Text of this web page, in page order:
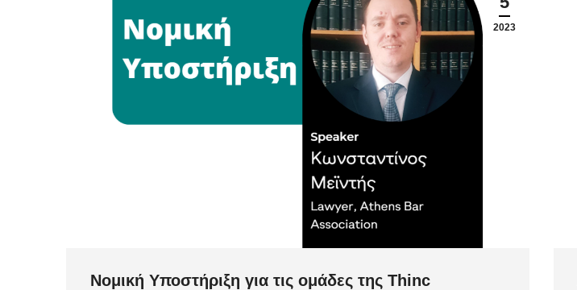
2023
Νομική Υποστήριξη για τις ομάδες της Thinc